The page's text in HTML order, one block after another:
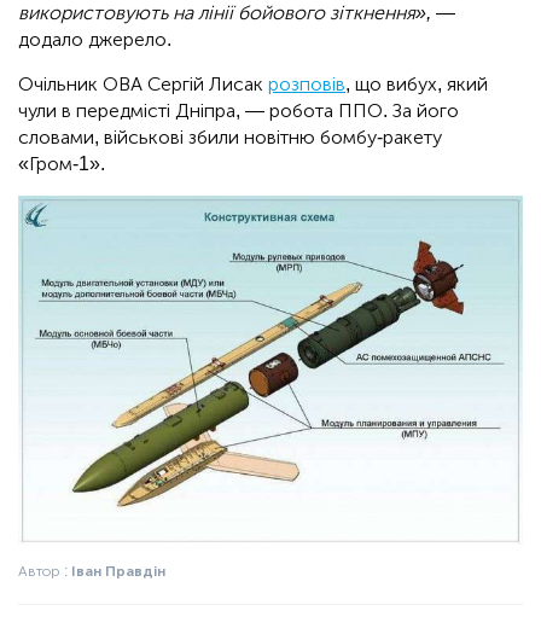
використовують на лінії бойового зіткнення», —
додало джерело.
Очільник ОВА Сергій Лисак розповів, що вибух, який
чули в передмісті Дніпра, — робота ППО. За його
словами, військові збили новітню бомбу-ракету
«Гром-1».
Автор : Іван Правдін